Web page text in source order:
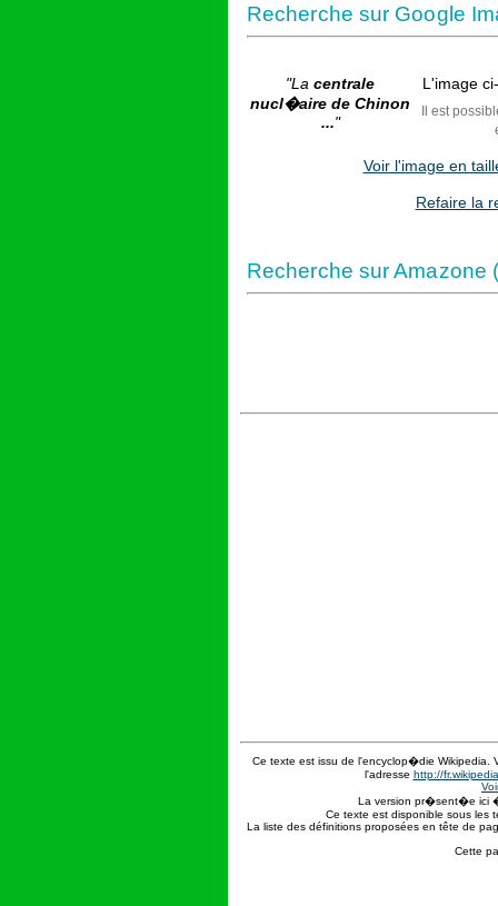
Recherche sur Google
"La centrale
nucl�aire de Chinon
..."
L'image
Il est
Voir l'image en
Refaire la
Recherche sur Amazone
Ce texte est issu de l'encyclop�die
l'adresse http://
La version pr�sent�e ici
Ce texte est disponible sous les
La liste des définitions proposées en tête de
Cette